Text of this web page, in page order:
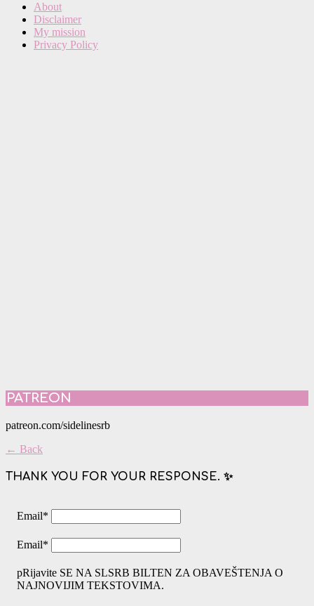
About
Disclaimer
My mission
Privacy Policy
PATREON
patreon.com/sidelinesrb
← Back
THANK YOU FOR YOUR RESPONSE. ✨
Email*
Email*
pRijavite SE NA SLSRB BILTEN ZA OBAVEŠTENJA O
NAJNOVIJIM TEKSTOVIMA.